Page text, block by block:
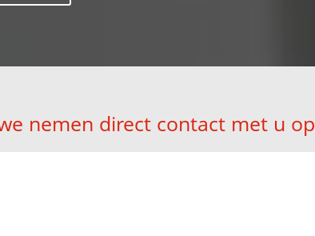
nemen direct contact met u